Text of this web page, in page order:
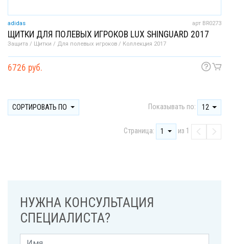
adidas арт BR0273
ЩИТКИ ДЛЯ ПОЛЕВЫХ ИГРОКОВ LUX SHINGUARD 2017
Защита / Щитки / Для полевых игроков / Коллекция 2017
6726 руб.
СОРТИРОВАТЬ ПО Показывать по: 12
Страница: 1 из 1
НУЖНА КОНСУЛЬТАЦИЯ
СПЕЦИАЛИСТА?